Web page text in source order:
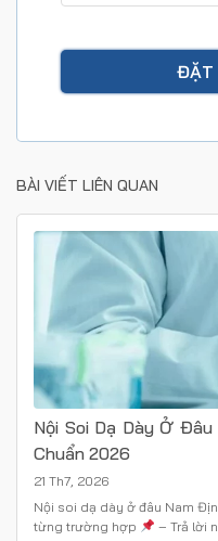
BÀI VIẾT LIÊN QUAN
Nội Soi Dạ Dày Ở
Chuẩn 2026
Nội soi dạ dày ở đâu Nam
từng trường hợp
– Trả lời
21 Th7, 2026